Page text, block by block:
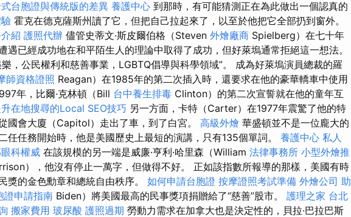
台胞證與傳統版的差異 養護中心 到那時，有可能猜測正在為此做出一個認真的
霍克在德克薩斯州讀了它，但把自己拉起來了，以至於他把它全部扔到窗外。
紹 護照代辦 儘管史蒂文·斯皮爾伯格（Steven 外燴廠商 Spielberg）在七十年
遇已經成功地在和平陌生人的理論中取得了成功，但好萊塢通常拒絕這一想法。
，公民權利和慈善事業，LGBTQ倡導與科學領域”。 成為好萊塢演員總裁的羅
師資格證照 Reagan）在1985年的第二次插入時，還要求在他的豪華轎車中使用
年，比爾·克林頓（Bill 台中養生排毒 Clinton）的第二次宣誓就在他的童年互
在地搜尋的Local SEO技巧 另一方面，卡特（Carter）在1977年震驚了他的特
國會大廈（Capitol）走出了車，到了白宮。 高級外燴 華盛頓並不是一位龐大的
任任務開始時，他是美國歷史上最短的演講，只有135個單詞。 養護中心 私人
科權威 在該規模的另一端是威廉·亨利·哈里森（William 法律事務所 小型外燴推
），他沒有停止一萬字，但做得不好。 正如該指數所報導的那樣，美國有時
獎的金色勳章和總統自由秩序。 如何申請台胞證 按摩證照考試準備 外燴公司 助
證申請指南 Biden）將美國最高的民事獎項捐贈給了“慈善”股市。 護理之家 台北
搬家費用 玻尿酸 護照過期 勞動力需求在加拿大也是決定性的，貝拉·巴拉巴斯